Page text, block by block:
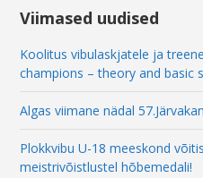
lViimased uudised
Koolitus vibulaskjatele ja
champions – theory and basic
Algas viimane nädal
Plokkvibu U-18 meeskond
meistrivõistlustel hõbemedali!